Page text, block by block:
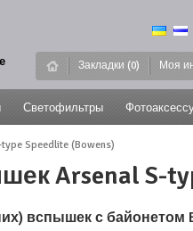
Закладки (0) Моя
Светофильтры
Speedlite (Bowens)
Arsenal S-
вспышек с байонетом